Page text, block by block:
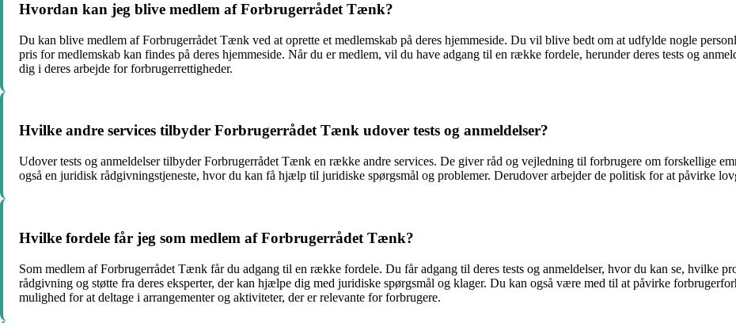
Hvordan kan jeg blive medlem af Forbrugerrådet Tænk?
Du kan blive medlem af Forbrugerrådet Tænk ved at oprette et medlemskab på deres hjemmeside. Du vil blive bedt om at udfylde nogle
pris for medlemskab kan findes på deres hjemmeside. Når du er medlem, vil du have adgang til en række fordele, herunder deres tests og
dig i deres arbejde for forbrugerrettigheder.
Hvilke andre services tilbyder Forbrugerrådet Tænk udover tests og anmeldelser?
Udover tests og anmeldelser tilbyder Forbrugerrådet Tænk en række andre services. De giver råd og vejledning til forbrugere om forskellige
også en juridisk rådgivningstjeneste, hvor du kan få hjælp til juridiske spørgsmål og problemer. Derudover arbejder de politisk for at påvirke
Hvilke fordele får jeg som medlem af Forbrugerrådet Tænk?
Som medlem af Forbrugerrådet Tænk får du adgang til en række fordele. Du får adgang til deres tests og anmeldelser, hvor du kan se, hvilke
rådgivning og støtte fra deres eksperter, der kan hjælpe dig med juridiske spørgsmål og klager. Du kan også være med til at påvirke
mulighed for at deltage i arrangementer og aktiviteter, der er relevante for forbrugere.